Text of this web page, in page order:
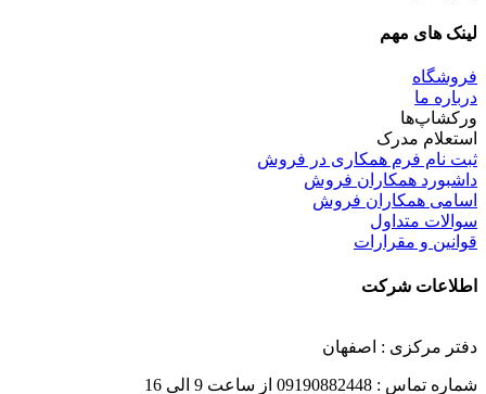
لینک های مهم
فروشگاه
درباره ما
ورکشاپ‌ها
استعلام مدرک
ثبت نام فرم همکاری در فروش
داشبورد همکاران فروش
اسامی همکاران فروش
سوالات متداول
قوانین و مقرارات
اطلاعات شرکت
دفتر مرکزی : اصفهان
شماره تماس : 09190882448 از ساعت 9 الی 16